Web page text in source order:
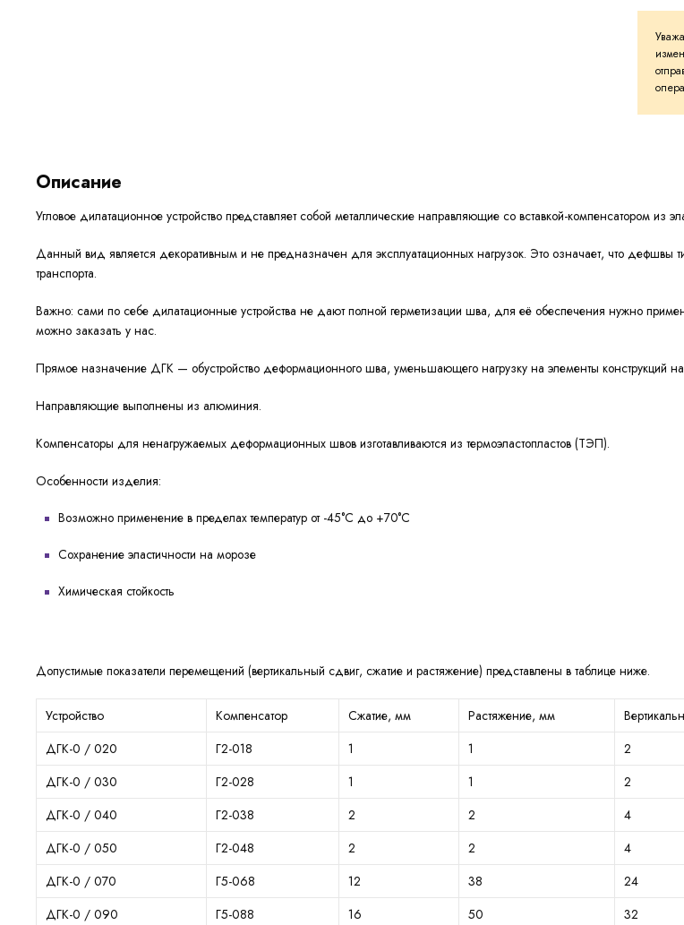
Описание
Угловое дилатационное устройство представляет собой металлические направляющие со вставкой-компенсатором из
Данный вид является декоративным и не предназначен для эксплуатационных нагрузок. Это означает, что
транспорта.
Важно: сами по себе дилатационные устройства не дают полной герметизации шва, для её обеспечения нужно
можно заказать у нас.
Прямое назначение ДГК — обустройство деформационного шва, уменьшающего нагрузку на элементы конструкций
Направляющие выполнены из алюминия.
Компенсаторы для ненагружаемых деформационных швов изготавливаются из термоэластопластов (ТЭП).
Особенности изделия:
Возможно применение в пределах температур от -45°C до +70°С
Сохранение эластичности на морозе
Химическая стойкость
Допустимые показатели перемещений (вертикальный сдвиг, сжатие и растяжение) представлены в таблице ниже.
Устройство Компенсатор Сжатие, мм Растяжение, мм
ДГК-0 / 020
Г2-018 1 1 2
ДГК-0 / 030
Г2-028 1 1 2
ДГК-0 / 040
Г2-038 2 2 4
ДГК-0 / 050
Г2-048 2 2 4
ДГК-0 / 070
Г5-068 12 38 24
ДГК-0 / 090
Г5-088 16 50 32